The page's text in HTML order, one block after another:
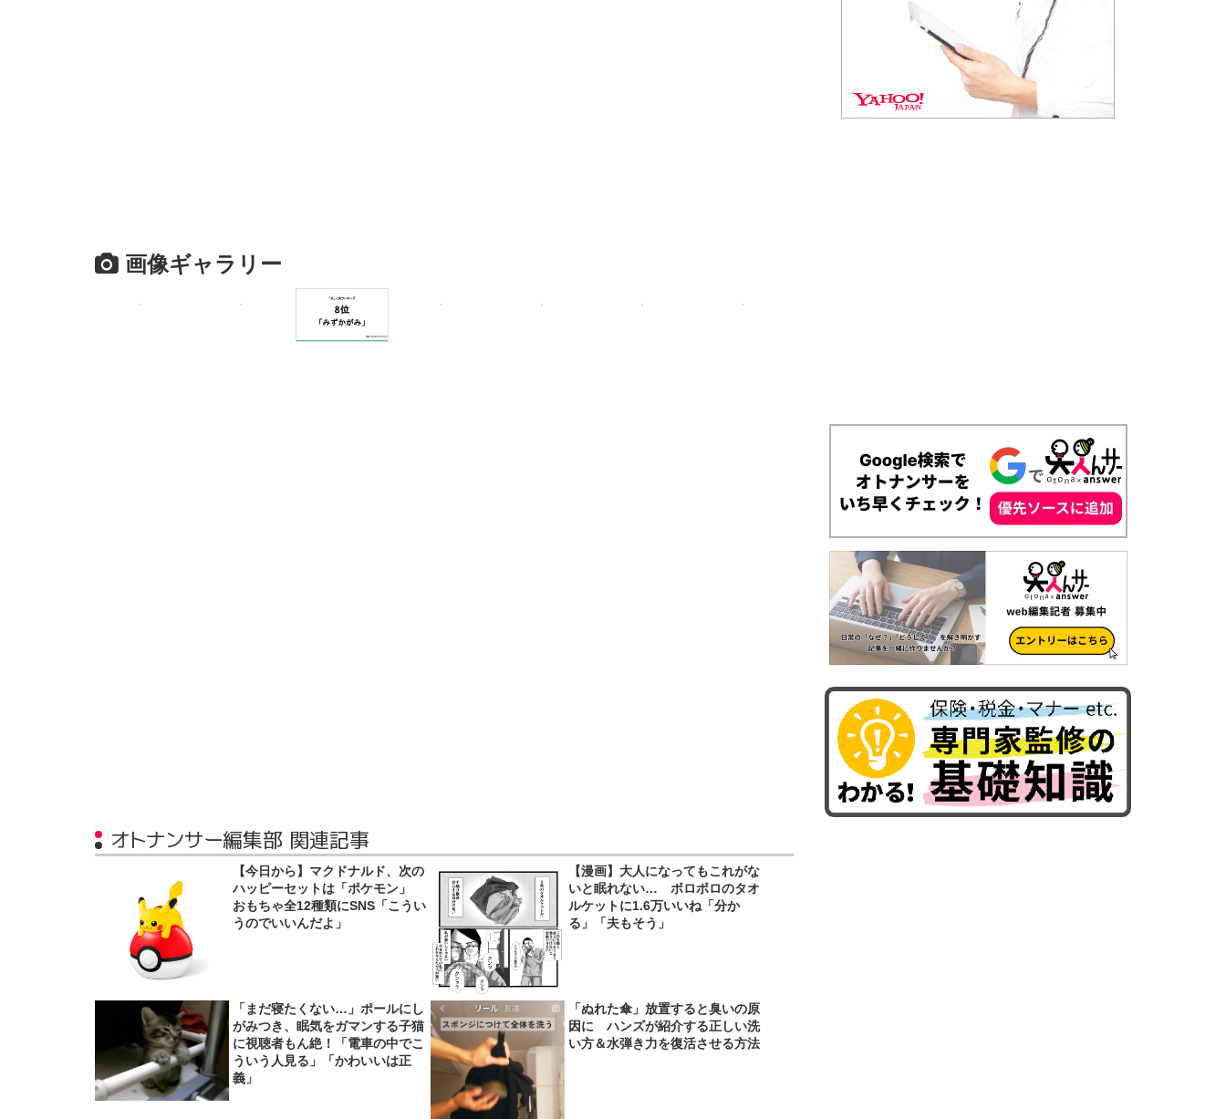
画像ギャラリー
オトナンサー編集部 関連記事
【今日から】マクドナルド、次の
ハッピーセットは「ポケモン」
おもちゃ全12種類にSNS「こうい
うのでいいんだよ」
【漫画】大人になってもこれがな
いと眠れない… ボロボロのタオ
ルケットに1.6万いいね「分か
る」「夫もそう」
「まだ寝たくない…」ポールにし
がみつき、眠気をガマンする子猫
に視聴者もん絶！「電車の中でこ
ういう人見る」「かわいいは正
義」
「ぬれた傘」放置すると臭いの原
因に ハンズが紹介する正しい洗
い方＆水弾き力を復活させる方法